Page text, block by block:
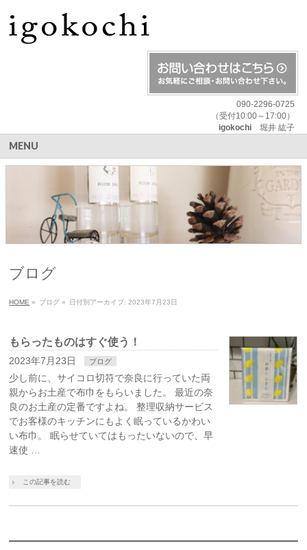
090-2296-0725
（受付10:00～17:00）
igokochi堀井 紘子
MENU
ブログ
HOME » ブログ » 日付別アーカイブ: 2023年7月23日
もらったものはすぐ使う！
2023年7月23日 ブログ
少し前に、サイコロ切符で奈良に行っていた両
親からお土産で布巾をもらいました。 最近の奈
良のお土産の定番ですよね。 整理収納サービス
でお客様のキッチンにもよく眠っているかわい
い布巾。 眠らせていてはもったいないので、早
速使 …
この記事を読む